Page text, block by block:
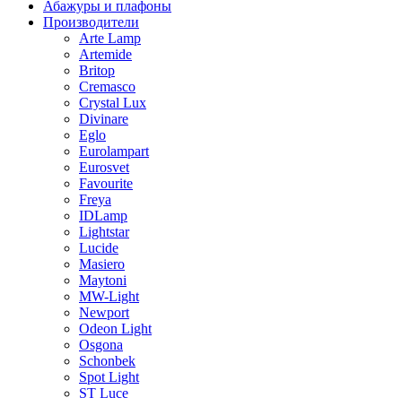
Абажуры и плафоны
Производители
Arte Lamp
Artemide
Britop
Cremasco
Crystal Lux
Divinare
Eglo
Eurolampart
Eurosvet
Favourite
Freya
IDLamp
Lightstar
Lucide
Masiero
Maytoni
MW-Light
Newport
Odeon Light
Osgona
Schonbek
Spot Light
ST Luce